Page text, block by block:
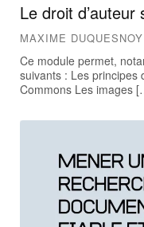
Le droit d’auteur
MAXIME DUQUESNOY
Ce module permet,
suivants : Les principes
Commons Les images